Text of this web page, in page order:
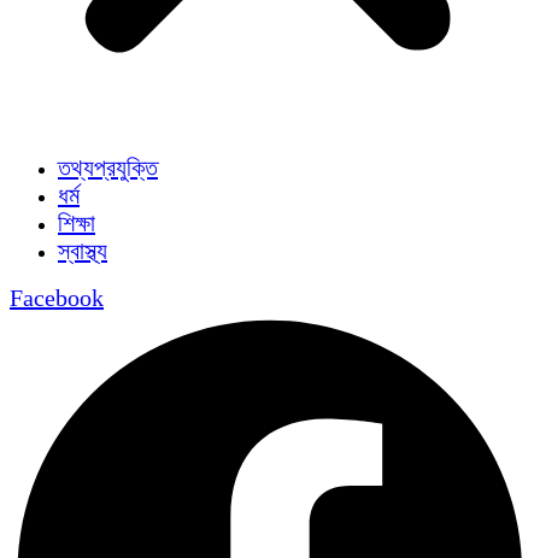
তথ্যপ্রযুক্তি
ধর্ম
শিক্ষা
স্বাস্থ্য
Facebook